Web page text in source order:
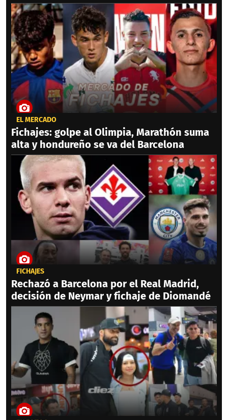
EL MERCADO
Fichajes: golpe al Olimpia, Marathón suma
alta y hondureño se va del Barcelona
FICHAJES
Rechazó a Barcelona por el Real Madrid,
decisión de Neymar y fichaje de Diomandé